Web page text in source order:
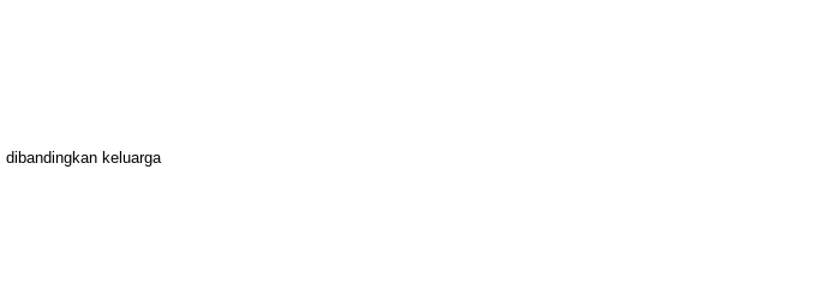
dibandingkan keluarga